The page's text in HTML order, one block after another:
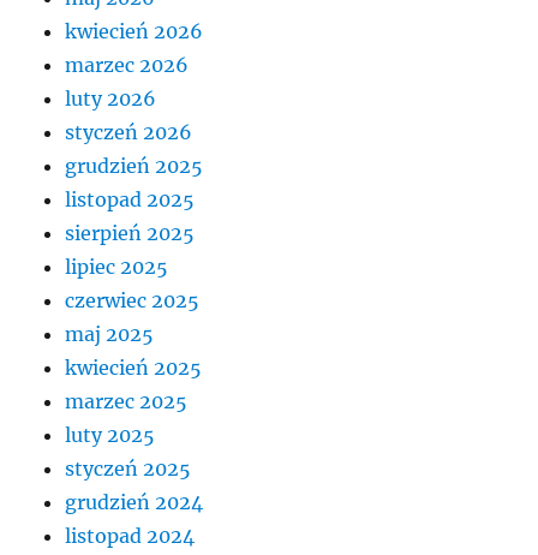
kwiecień 2026
marzec 2026
luty 2026
styczeń 2026
grudzień 2025
listopad 2025
sierpień 2025
lipiec 2025
czerwiec 2025
maj 2025
kwiecień 2025
marzec 2025
luty 2025
styczeń 2025
grudzień 2024
listopad 2024